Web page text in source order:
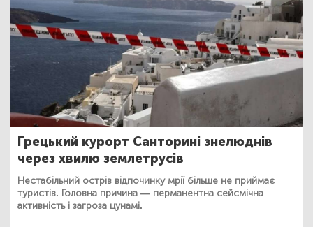
Грецький курорт Санторині знелюднів
через хвилю землетрусів
Нестабільний острів відпочинку мрії більше не приймає
туристів. Головна причина — перманентна сейсмічна
активність і загроза цунамі.